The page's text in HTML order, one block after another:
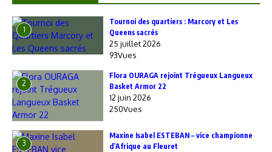
1
‎Tournoi des quartiers : Marcory et Les
Queens sacrés
25 juillet 2026
93Vues
2
Flora OURAGA rejoint Trégueux Langueux
Basket Armor 22
12 juin 2026
250Vues
3
Maxine Isabel ESTEBAN – vice championne
d’Afrique au Fleuret